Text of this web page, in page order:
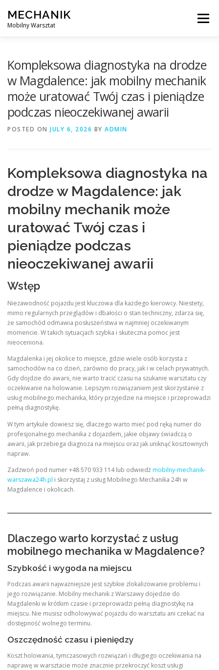
content
MECHANIK
Mobilny Warsztat
Menu
BLOG KONTAKT
Kompleksowa diagnostyka na drodze
w Magdalence: jak mobilny mechanik
może uratować Twój czas i pieniądze
podczas nieoczekiwanej awarii
POSTED ON JULY 6, 2026 BY ADMIN
Kompleksowa diagnostyka na
drodze w Magdalence: jak
mobilny mechanik może
uratować Twój czas i
pieniądze podczas
nieoczekiwanej awarii
Wstęp
Niezawodność pojazdu jest kluczowa dla każdego kierowcy. Niestety,
mimo regularnych przeglądów i dbałości o stan techniczny, zdarza się,
że samochód odmawia posłuszeństwa w najmniej oczekiwanym
momencie. W takich sytuacjach szybka i skuteczna pomoc jest
nieoceniona.
Magdalenka i jej okolice to miejsce, gdzie wiele osób korzysta z
samochodów na co dzień, zarówno do pracy, jak i w celach prywatnych.
Gdy dojdzie do awarii, nie warto tracić czasu na szukanie warsztatu czy
oczekiwanie na holowanie. Lepszym rozwiązaniem jest skorzystanie z
usług mobilnego mechanika, który przyjedzie na miejsce i przeprowadzi
pełną diagnostykę.
W tym artykule dowiesz się, dlaczego warto mieć pod ręką numer do
profesjonalnego mechanika z dojazdem, jakie objawy świadczą o
awarii, jak przebiega diagnoza na miejscu oraz jak uniknąć kosztownych
napraw.
Zadzwoń pod numer +48 570 933 114 lub odwiedźmobilny-mechanik-
warszawa24h.pl i skorzystaj z usług Mobilnego Mechanika 24h w
Magdalence i okolicach.
Dlaczego warto korzystać z usług
mobilnego mechanika w Magdalence?
Szybkość i wygoda na miejscu
Podczas awarii najważniejsze jest szybkie zlokalizowanie problemu i
jego rozwiązanie. Mobilny mechanik z Warszawy dojedzie do
Magdalenki w krótkim czasie i przeprowadzi pełną diagnostykę na
miejscu. Nie musisz odholowywać pojazdu do warsztatu ani czekać na
dostępność wolnego terminu.
Oszczędność czasu i pieniędzy
Koszt holowania, tymczasowych rozwiązań i długiego oczekiwania na
naprawę w warsztacie może znacznie przekroczyć koszt usługi